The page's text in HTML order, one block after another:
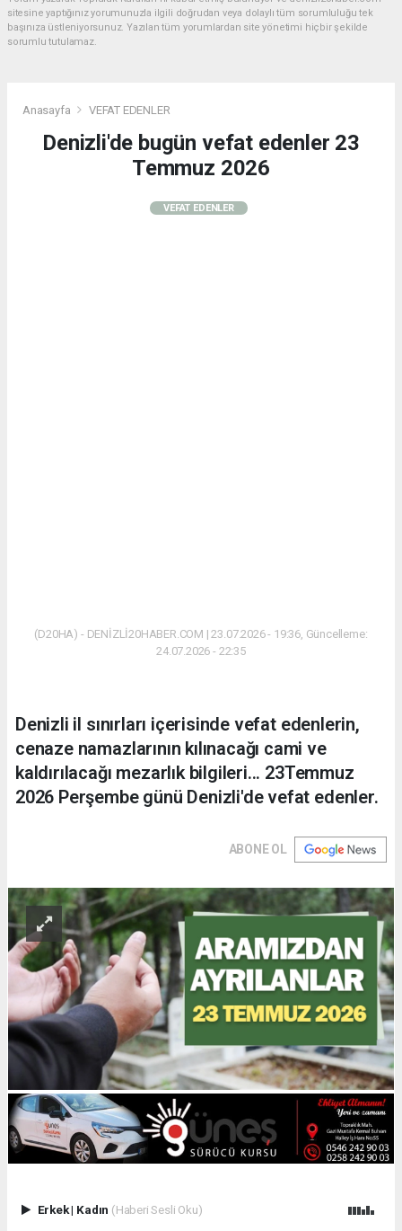
sitesine yaptığınız yorumunuzla ilgili doğrudan veya dolaylı tüm sorumluluğu tek
başınıza üstleniyorsunuz. Yazılan tüm yorumlardan site yönetimi hiçbir şekilde
sorumlu tutulamaz.
Anasayfa VEFAT EDENLER
Denizli'de bugün vefat edenler 23
Temmuz 2026
VEFAT EDENLER
(D20HA) - DENİZLİ20HABER.COM | 23.07.2026 - 19:36, Güncelleme:
24.07.2026 - 22:35
Denizli il sınırları içerisinde vefat edenlerin,
cenaze namazlarının kılınacağı cami ve
kaldırılacağı mezarlık bilgileri... 23Temmuz
2026 Perşembe günü Denizli'de vefat edenler.
ABONE OL
Erkek| Kadın (Haberi Sesli Oku)